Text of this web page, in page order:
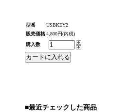
型番
USBKEY2
販売価格4,800円(内税)
購入数
■最近チェックした商品